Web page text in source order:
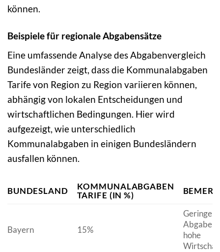
können.
Beispiele für regionale Abgabensätze
Eine umfassende Analyse des Abgabenvergleich
Bundesländer zeigt, dass die Kommunalabgaben
Tarife von Region zu Region variieren können,
abhängig von lokalen Entscheidungen und
wirtschaftlichen Bedingungen. Hier wird
aufgezeigt, wie unterschiedlich
Kommunalabgaben in einigen Bundesländern
ausfallen können.
BUNDESLAND
KOMMUNALABGABEN
TARIFE (IN %)
Bayern 15%
Geringere
Abgaben
hohe